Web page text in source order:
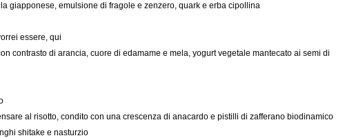
giapponese, emulsione di fragole e zenzero, quark e erba cipollina
essere, qui
contrasto di arancia, cuore di edamame e mela, yogurt vegetale mantecato ai semi di
al risotto, condito con una crescenza di anacardo e pistilli di zafferano biodinamico
shitake e nasturzio